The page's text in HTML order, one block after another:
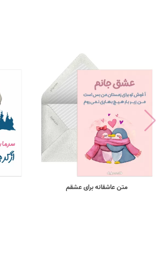
متن عاشقانه برای عشقم